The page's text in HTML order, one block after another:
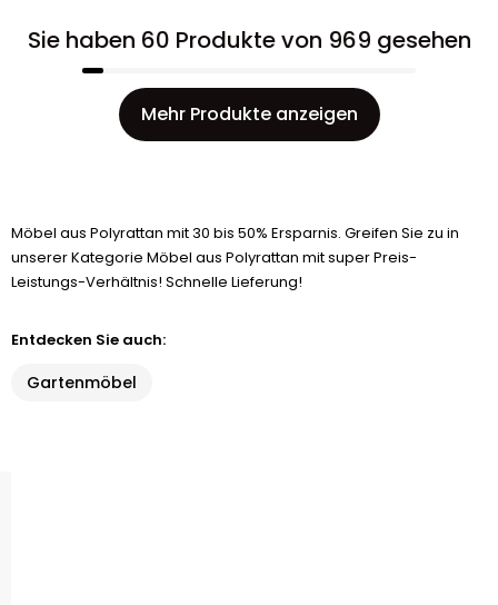
Sie haben 60 Produkte von 969 gesehen
Mehr Produkte anzeigen
Möbel aus Polyrattan mit 30 bis 50% Ersparnis. Greifen Sie zu in
unserer Kategorie Möbel aus Polyrattan mit super Preis-
Leistungs-Verhältnis! Schnelle Lieferung!
Entdecken Sie auch:
Gartenmöbel